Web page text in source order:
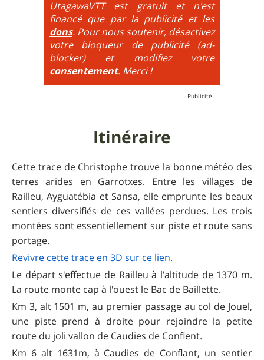
très hautes etc.
= On prend les difficultés du niveau 5 et on les
additionne, c'est à dire qu'on peut combiner pente
très raide avec épingles trialisantes !
UtagawaVTT est gratuit et n'est
financé que par la publicité et les
dons. Pour nous soutenir, désactivez
votre bloqueur de publicité (ad-
blocker) et modifiez votre
consentement. Merci !
Itinéraire
Cette trace de Christophe trouve la bonne météo des
terres arides en Garrotxes. Entre les villages de
Railleu, Ayguatébia et Sansa, elle emprunte les beaux
sentiers diversifiés de ces vallées perdues. Les trois
montées sont essentiellement sur piste et route sans
portage.
Revivre cette trace e n 3D sur ce lien.
Le départ s'effectue de Railleu à l'altitude de 1370 m.
La route monte cap à l'ouest le Bac de Baillette.
Km 3, alt 1501 m, au premier passage au col de Jouel,
une piste prend à droite pour rejoindre la petite
route du joli vallon de Caudies de Conflent.
Km 6 alt 1631m, à Caudies de Conflant, un sentier